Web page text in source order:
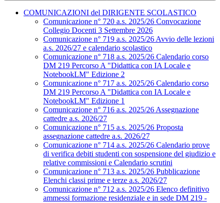
COMUNICAZIONI del DIRIGENTE SCOLASTICO
Comunicazione n° 720 a.s. 2025/26 Convocazione
Collegio Docenti 3 Settembre 2026
Comunicazione n° 719 a.s. 2025/26 Avvio delle lezioni
a.s. 2026/27 e calendario scolastico
Comunicazione n° 718 a.s. 2025/26 Calendario corso
DM 219 Percorso A "Didattica con IA Locale e
NotebookLM" Edizione 2
Comunicazione n° 717 a.s. 2025/26 Calendario corso
DM 219 Percorso A "Didattica con IA Locale e
NotebookLM" Edizione 1
Comunicazione n° 716 a.s. 2025/26 Assegnazione
cattedre a.s. 2026/27
Comunicazione n° 715 a.s. 2025/26 Proposta
assegnazione cattedre a.s. 2026/27
Comunicazione n° 714 a.s. 2025/26 Calendario prove
di verifica debiti studenti con sospensione del giudizio e
relative commissioni e Calendario scrutini
Comunicazione n° 713 a.s. 2025/26 Pubblicazione
Elenchi classi prime e terze a.s. 2026/27
Comunicazione n° 712 a.s. 2025/26 Elenco definitivo
ammessi formazione residenziale e in sede DM 219 -